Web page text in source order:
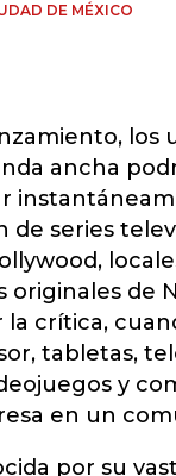
DE MÉXICO
los
ancha
de series
originales de
la crítica,
tabletas,
y
en un
por su